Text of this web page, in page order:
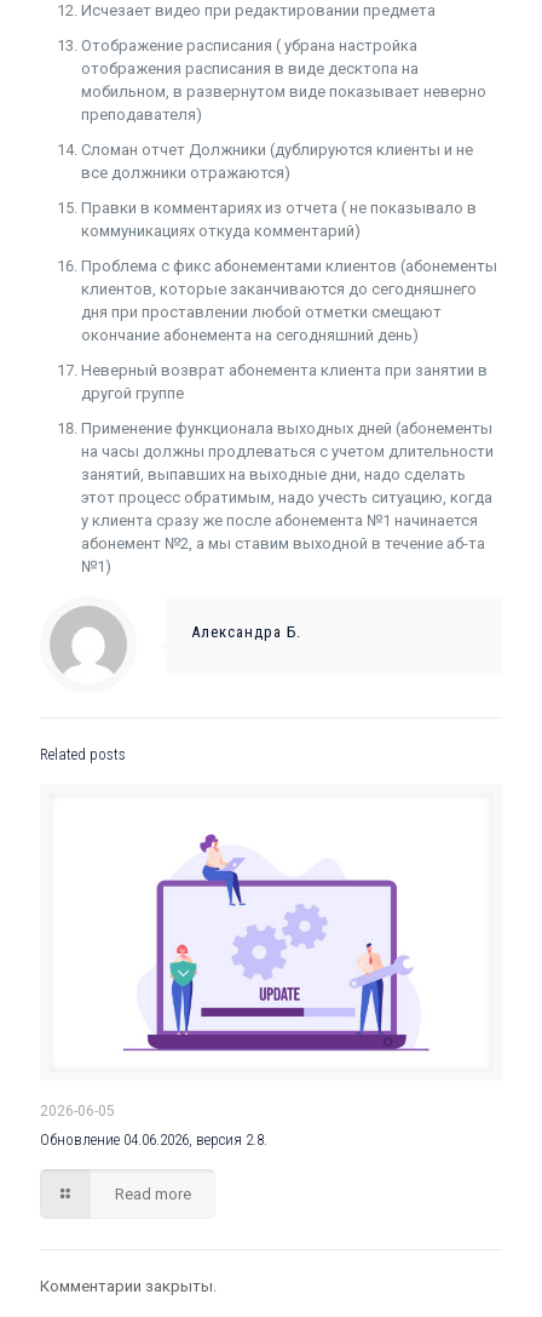
Исчезает видео при редактировании предмета
Отображение расписания ( убрана настройка
отображения расписания в виде десктопа на
мобильном, в развернутом виде показывает неверно
преподавателя)
Сломан отчет Должники (дублируются клиенты и не
все должники отражаются)
Правки в комментариях из отчета ( не показывало в
коммуникациях откуда комментарий)
Проблема с фикс абонементами клиентов (абонементы
клиентов, которые заканчиваются до сегодняшнего
дня при проставлении любой отметки смещают
окончание абонемента на сегодняшний день)
Неверный возврат абонемента клиента при занятии в
другой группе
Применение функционала выходных дней (абонементы
на часы должны продлеваться с учетом длительности
занятий, выпавших на выходные дни, надо сделать
этот процесс обратимым, надо учесть ситуацию, когда
у клиента сразу же после абонемента №1 начинается
абонемент №2, а мы ставим выходной в течение аб-та
№1)
Александра Б.
Related posts
2026-06-05
Обновление 04.06.2026, версия 2.8.
Read more
Комментарии закрыты.